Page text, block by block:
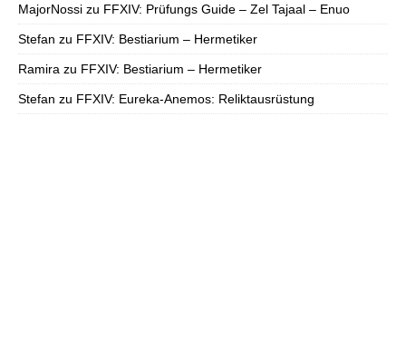
MajorNossi zu FFXIV: Prüfungs Guide – Zel Tajaal – Enuo
Stefan zu FFXIV: Bestiarium – Hermetiker
Ramira zu FFXIV: Bestiarium – Hermetiker
Stefan zu FFXIV: Eureka-Anemos: Reliktausrüstung